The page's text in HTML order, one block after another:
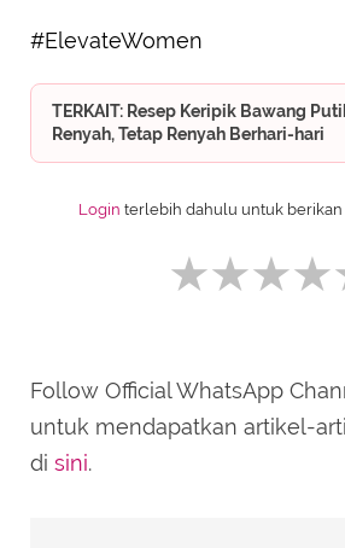
#ElevateWomen
TERKAIT: Resep Keripik Bawang
Renyah, Tetap Renyah Berhari-hari
Login terlebih dahulu untuk berikan
SUBMIT REVIEW
Follow Official WhatsApp
untuk mendapatkan artikel-
di sini.